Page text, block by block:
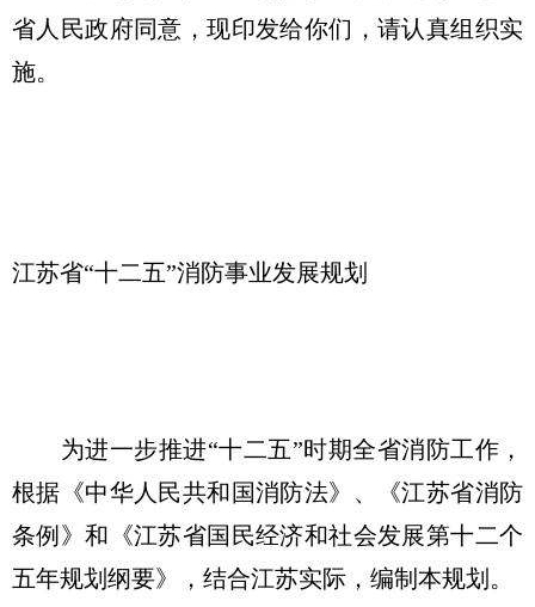
省人民政府同意，现印发给你们，请认真组织实
施。
江苏省“十二五”消防事业发展规划
为进一步推进“十二五”时期全省消防工作，
根据《中华人民共和国消防法》、《江苏省消防
条例》和《江苏省国民经济和社会发展第十二个
五年规划纲要》，结合江苏实际，编制本规划。